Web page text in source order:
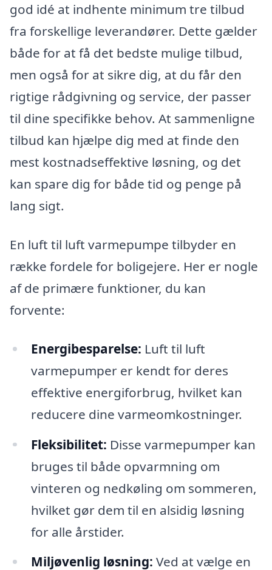
god idé at indhente minimum tre tilbud
fra forskellige leverandører. Dette gælder
både for at få det bedste mulige tilbud,
men også for at sikre dig, at du får den
rigtige rådgivning og service, der passer
til dine specifikke behov. At sammenligne
tilbud kan hjælpe dig med at finde den
mest kostnadseffektive løsning, og det
kan spare dig for både tid og penge på
lang sigt.
En luft til luft varmepumpe tilbyder en
række fordele for boligejere. Her er nogle
af de primære funktioner, du kan
forvente:
Energibesparelse: Luft til luft
varmepumper er kendt for deres
effektive energiforbrug, hvilket kan
reducere dine varmeomkostninger.
Fleksibilitet: Disse varmepumper kan
bruges til både opvarmning om
vinteren og nedkøling om sommeren,
hvilket gør dem til en alsidig løsning
for alle årstider.
Miljøvenlig løsning: Ved at vælge en